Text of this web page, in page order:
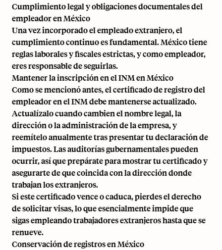
Cumplimiento legal y obligaciones documentales del
empleador en México
Una vez incorporado el empleado extranjero, el
cumplimiento continuo es fundamental. México tiene
reglas laborales y fiscales estrictas, y como empleador,
eres responsable de seguirlas.
Mantener la inscripción en el INM en México
Como se mencionó antes, el certificado de registro del
empleador en el INM debe mantenerse actualizado.
Actualízalo cuando cambien el nombre legal, la
dirección o la administración de la empresa, y
reemítelo anualmente tras presentar tu declaración de
impuestos. Las auditorías gubernamentales pueden
ocurrir, así que prepárate para mostrar tu certificado y
asegurarte de que coincida con la dirección donde
trabajan los extranjeros.
Si este certificado vence o caduca, pierdes el derecho
de solicitar visas, lo que esencialmente impide que
sigas empleando trabajadores extranjeros hasta que se
renueve.
Conservación de registros en México